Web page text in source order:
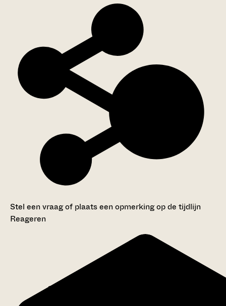
Stel een vraag of plaats een opmerking op de tijdlijn
Reageren